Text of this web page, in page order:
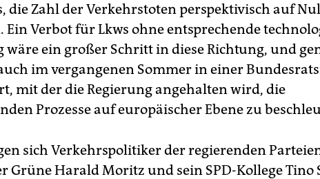
die Zahl der Verkehrstoten perspektivisch auf
Ein Verbot für Lkws ohne entsprechende
ein großer Schritt in diese Richtung, und
im vergangenen Sommer in einer
mit der die Regierung angehalten wird, die
Prozesse auf europäischer Ebene zu
sich Verkehrspolitiker der regierenden
Grüne Harald Moritz und sein SPD-Kollege Tino